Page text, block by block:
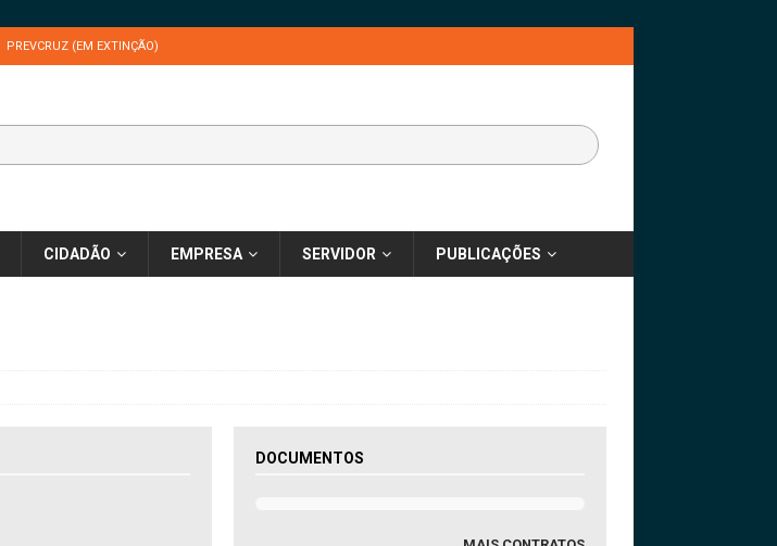
PREVCRUZ (EM EXTINÇÃO)
CIDADÃO EMPRESA SERVIDOR PUBLICAÇÕES
DOCUMENTOS